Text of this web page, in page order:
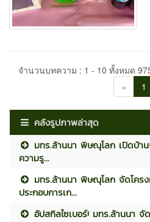
จำนวนบทความ : 1 - 10 ทั้งหมด
«
1
คลังรูปภาพล่าสุด
มทร.ล้านนา พิษณุโลก เปิดบ้า
ความรู...
มทร.ล้านนา พิษณุโลก จัดโค
ประกอบการเก...
อัปสกิลไซเบอร์! มทร.ล้านนา